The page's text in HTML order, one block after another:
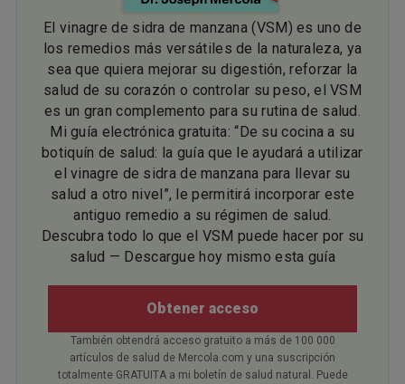
El vinagre de sidra de manzana (VSM) es uno de
los remedios más versátiles de la naturaleza, ya
sea que quiera mejorar su digestión, reforzar la
salud de su corazón o controlar su peso, el VSM
es un gran complemento para su rutina de salud.
Mi guía electrónica gratuita: “De su cocina a su
botiquín de salud: la guía que le ayudará a utilizar
el vinagre de sidra de manzana para llevar su
salud a otro nivel”, le permitirá incorporar este
antiguo remedio a su régimen de salud.
Descubra todo lo que el VSM puede hacer por su
salud — Descargue hoy mismo esta guía
Obtener acceso
También obtendrá acceso gratuito a más de 100 000
artículos de salud de Mercola.com y una suscripción
totalmente GRATUITA a mi boletín de salud natural. Puede